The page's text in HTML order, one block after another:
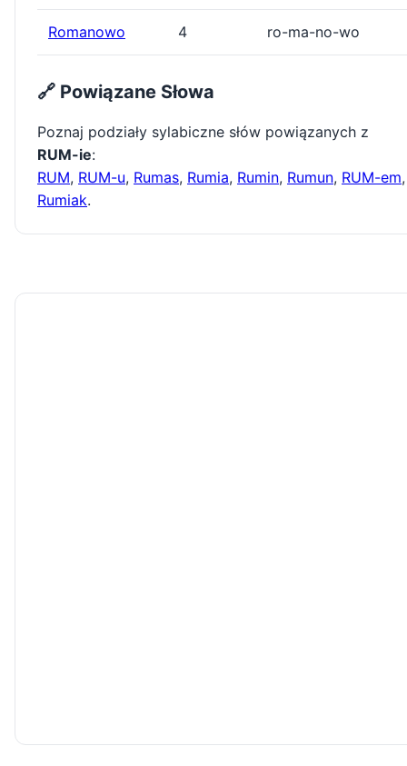
Romanowo 4 ro-ma-no-wo
🔗 Powiązane Słowa
Poznaj podziały sylabiczne słów powiązanych z
RUM-ie:
RUM, RUM-u, Rumas, Rumia, Rumin, Rumun, RUM-em,
Rumiak.